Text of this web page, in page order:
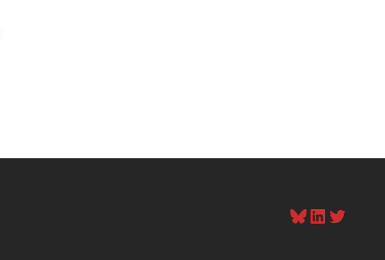
Bluesky